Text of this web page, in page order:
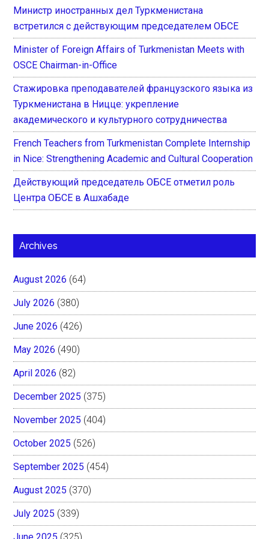
Министр иностранных дел Туркменистана
встретился с действующим председателем ОБСЕ
Minister of Foreign Affairs of Turkmenistan Meets with
OSCE Chairman-in-Office
Стажировка преподавателей французского языка из
Туркменистана в Ницце: укрепление
академического и культурного сотрудничества
French Teachers from Turkmenistan Complete Internship
in Nice: Strengthening Academic and Cultural Cooperation
Действующий председатель ОБСЕ отметил роль
Центра ОБСЕ в Ашхабаде
Archives
August 2026 (64)
July 2026 (380)
June 2026 (426)
May 2026 (490)
April 2026 (82)
December 2025 (375)
November 2025 (404)
October 2025 (526)
September 2025 (454)
August 2025 (370)
July 2025 (339)